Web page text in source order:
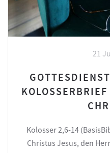
21
Kolosser 2,6-14
Christus Jesus, den